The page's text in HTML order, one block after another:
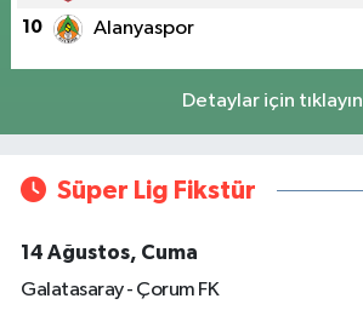
10 Alanyaspor
Detaylar için tıklayın
Süper Lig Fikstür
14 Ağustos, Cuma
Galatasaray - Çorum FK